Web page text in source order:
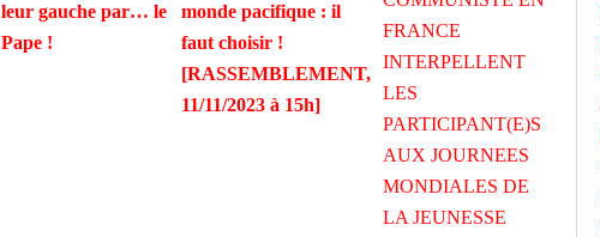
leur gauche par… le
Pape !
monde pacifique : il
faut choisir !
[RASSEMBLEMENT,
11/11/2023 à 15h]